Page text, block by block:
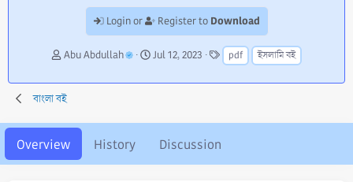
Login or Register to Download
A
t
h
r
Abu Abdullah
C
e
i
Jul 12, 2023
T
a
g
pdf ইসলামি বই
বাংলা বই
Overview History Discussion